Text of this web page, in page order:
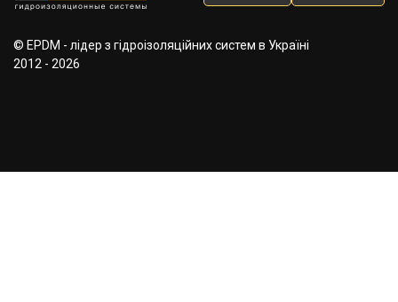
© EPDM - лідер з гідроізоляційних систем в Україні
2012 - 2026